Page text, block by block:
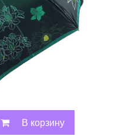
В корзину